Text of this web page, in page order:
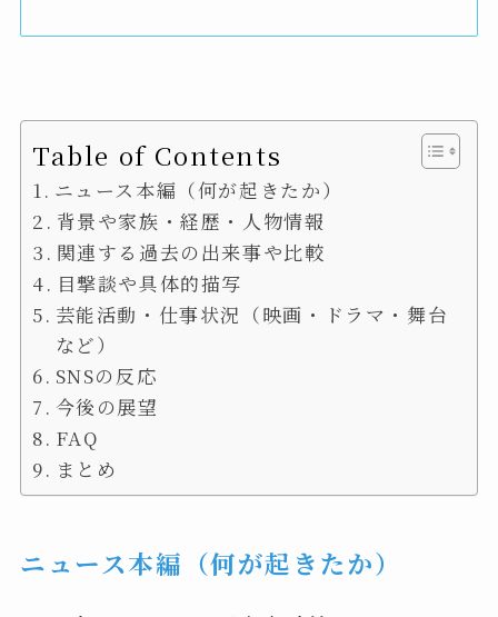
Table of Contents
ニュース本編（何が起きたか）
背景や家族・経歴・人物情報
関連する過去の出来事や比較
目撃談や具体的描写
芸能活動・仕事状況（映画・ドラマ・舞台
など）
SNSの反応
今後の展望
FAQ
まとめ
ニュース本編（何が起きたか）